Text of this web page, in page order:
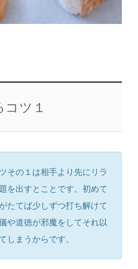
コツ１
その１は相手より先にリラ
を出すとことです。初めて
たてば少しずつ打ち解けて
や道徳が邪魔をしてそれ以
しまうからです。